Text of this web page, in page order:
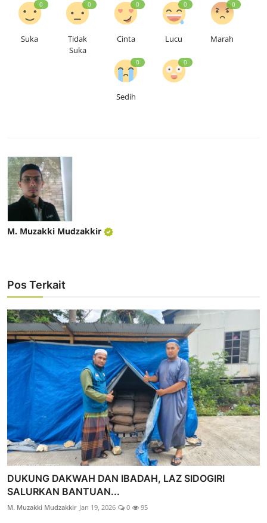
0
Suka
0
Tidak
Suka
0
Cinta
0
Lucu
0
Marah
0
Sedih
0
M. Muzakki Mudzakkir
Pos Terkait
DUKUNG DAKWAH DAN IBADAH, LAZ SIDOGIRI
SALURKAN BANTUAN...
M. Muzakki Mudzakkir Jan 19, 2026 0 95